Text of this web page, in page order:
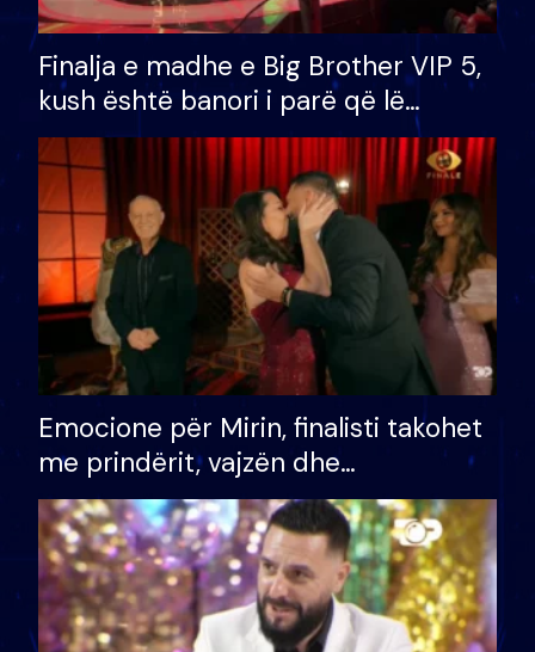
Finalja e madhe e Big Brother VIP 5,
kush është banori i parë që lë
shtëpinë dhe humb mundësinë për
të fituar çmimin e madh
Emocione për Mirin, finalisti takohet
me prindërit, vajzën dhe
bashkëshorten: S’kemi ndonjë letër
divorci apo jo?